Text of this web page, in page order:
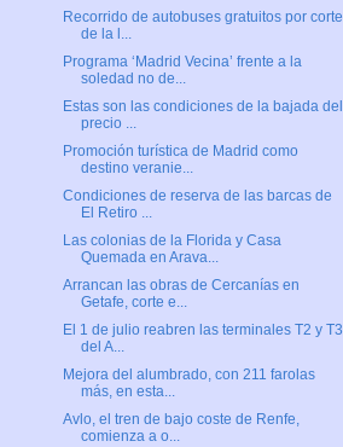
Recorrido de autobuses gratuitos por corte
de la l...
Programa ‘Madrid Vecina’ frente a la
soledad no de...
Estas son las condiciones de la bajada del
precio ...
Promoción turística de Madrid como
destino veranie...
Condiciones de reserva de las barcas de
El Retiro ...
Las colonias de la Florida y Casa
Quemada en Arava...
Arrancan las obras de Cercanías en
Getafe, corte e...
El 1 de julio reabren las terminales T2 y T3
del A...
Mejora del alumbrado, con 211 farolas
más, en esta...
Avlo, el tren de bajo coste de Renfe,
comienza a o...